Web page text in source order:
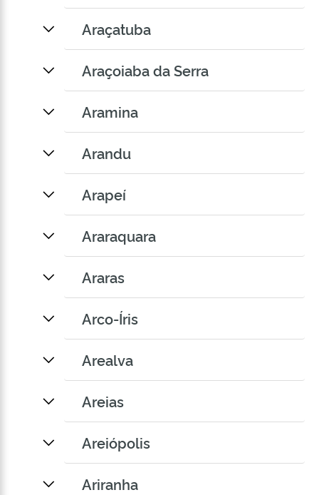
Araçatuba
Araçoiaba da Serra
Aramina
Arandu
Arapeí
Araraquara
Araras
Arco-Íris
Arealva
Areias
Areiópolis
Ariranha